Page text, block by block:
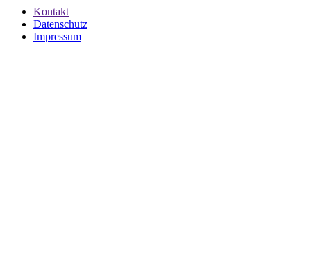
Kontakt
Datenschutz
Impressum